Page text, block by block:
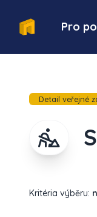
Pro
Detail veřejné
Kritéria výběru: